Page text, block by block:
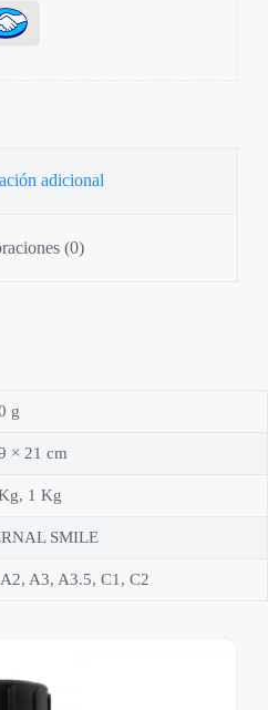
adicional
(0)
g
× 21 cm
1 Kg
SMILE
A3, A3.5, C1, C2